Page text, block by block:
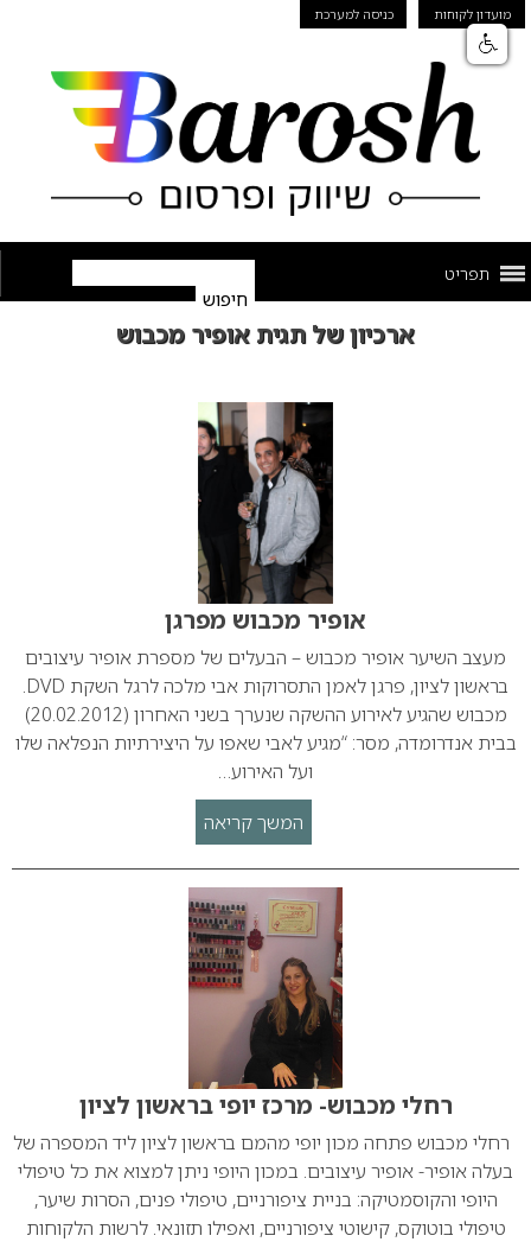
מועדון לקוחות כניסה למערכת
תפריט
ארכיון של תגית אופיר מכבוש
אופיר מכבוש מפרגן
מעצב השיער אופיר מכבוש – הבעלים של מספרת אופיר עיצובים
בראשון לציון, פרגן לאמן התסרוקות אבי מלכה לרגל השקת DVD.
מכבוש שהגיע לאירוע ההשקה שנערך בשני האחרון (20.02.2012)
בבית אנדרומדה, מסר: “מגיע לאבי שאפו על היצירתיות הנפלאה שלו
ועל האירוע…
המשך קריאה
רחלי מכבוש- מרכז יופי בראשון לציון
רחלי מכבוש פתחה מכון יופי מהמם בראשון לציון ליד המספרה של
בעלה אופיר- אופיר עיצובים. במכון היופי ניתן למצוא את כל טיפולי
היופי והקוסמטיקה: בניית ציפורניים, טיפולי פנים, הסרות שיער,
טיפולי בוטוקס, קישוטי ציפורניים, ואפילו תזונאי. לרשות הלקוחות